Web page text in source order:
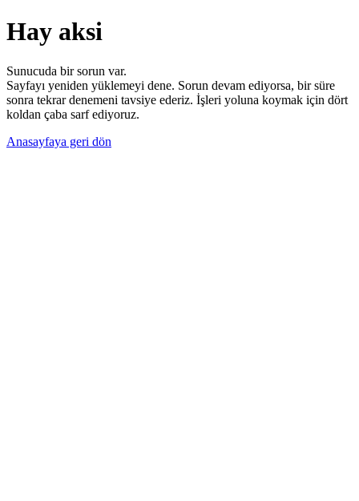
Hay aksi
Sunucuda bir sorun var.
Sayfayı yeniden yüklemeyi dene. Sorun devam ediyorsa, bir süre
sonra tekrar denemeni tavsiye ederiz. İşleri yoluna koymak için dört
koldan çaba sarf ediyoruz.
Anasayfaya geri dön